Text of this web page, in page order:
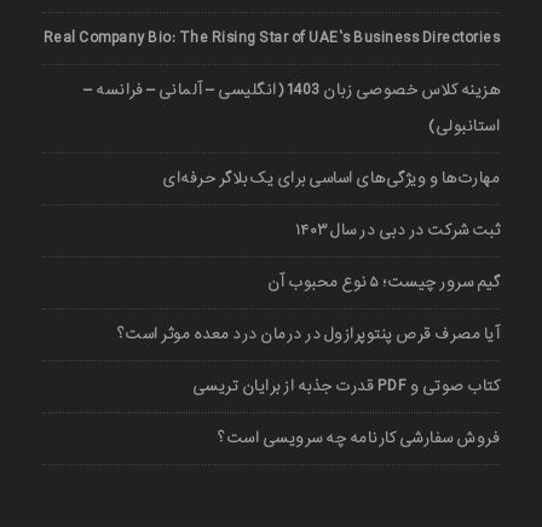
Real Company Bio: The Rising Star of UAE’s Business Directories
هزینه کلاس خصوصی زبان 1403 (انگلیسی – آلمانی – فرانسه –
استانبولی)
مهارت‌ها و ویژگی‌های اساسی برای یک بلاگر حرفه‌ای
ثبت شرکت در دبی در سال ۱۴۰۳
گیم سرور چیست؛ ۵ نوع محبوب آن
آیا مصرف قرص پنتوپرازول در درمان درد معده موثر است؟
کتاب صوتی و PDF قدرت جذبه از برایان تریسی
فروش سفارشی کارنامه چه سرویسی است؟